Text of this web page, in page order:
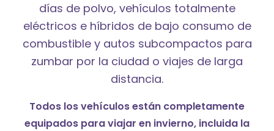
días de polvo, vehículos totalmente
eléctricos e híbridos de bajo consumo de
combustible y autos subcompactos para
zumbar por la ciudad o viajes de larga
distancia.
Todos los vehículos están completamente
equipados para viajar en invierno, incluida la